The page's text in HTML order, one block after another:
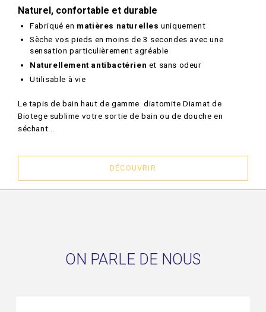
Naturel, confortable et durable
Fabriqué en matières naturelles uniquement
Sèche vos pieds en moins de 3 secondes avec une
sensation particulièrement agréable
Naturellement antibactérien et sans odeur
Utilisable à vie
Le tapis de bain haut de gamme diatomite Diamat de
Biotege sublime votre sortie de bain ou de douche en
séchant...
DÉCOUVRIR
ON PARLE DE NOUS